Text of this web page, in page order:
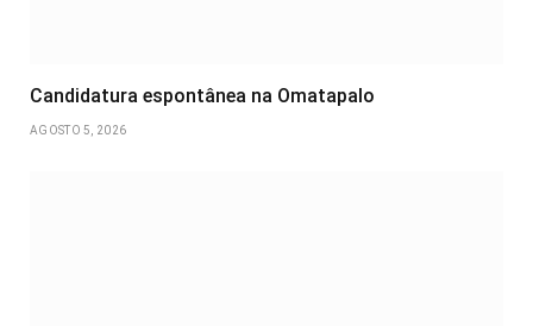
Candidatura espontânea na Omatapalo
AGOSTO 5, 2026